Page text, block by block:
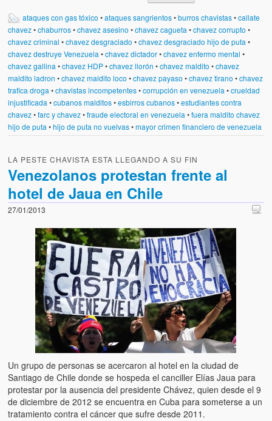
ataques con gas tóxico •ataques sangrientos•burros chavistas•callate
chavez•chaburros•chavez asesino •chavez cagueta •chavez corrupto •
chavez criminal •chavez desgraciado •chavez desgraciado hijo de puta •
chavez destruye Venezuela •chavez dictador•chavez enfermo mental •
chavez gallina •chavez HDP•chavez llorón •chavez maldito •chavez
maldito ladron •chavez maldito loco •chavez payaso •chavez tirano •chavez
trafica droga •chavistas incompetentes•corrupción en venezuela •crueldad
injustificada •cubanos malditos•esbirros cubanos•estudiantes contra
chavez•farc y chavez•fraude electoral en venezuela •fuera maldito chavez
hijo de puta •hijo de puta no vuelvas•mayor crimen financiero de venezuela
LA PESTE CHAVISTA ESTA LLEGANDO A SU FIN
Venezolanos protestan frente al
hotel de Jaua en Chile
27/01/2013
Un grupo de personas se acercaron al hotel en la ciudad de
Santiago de Chile donde se hospeda el canciller Elías Jaua para
protestar por la ausencia del presidente Chávez, quien desde el 9
de diciembre de 2012 se encuentra en Cuba para someterse a un
tratamiento contra el cáncer que sufre desde 2011.